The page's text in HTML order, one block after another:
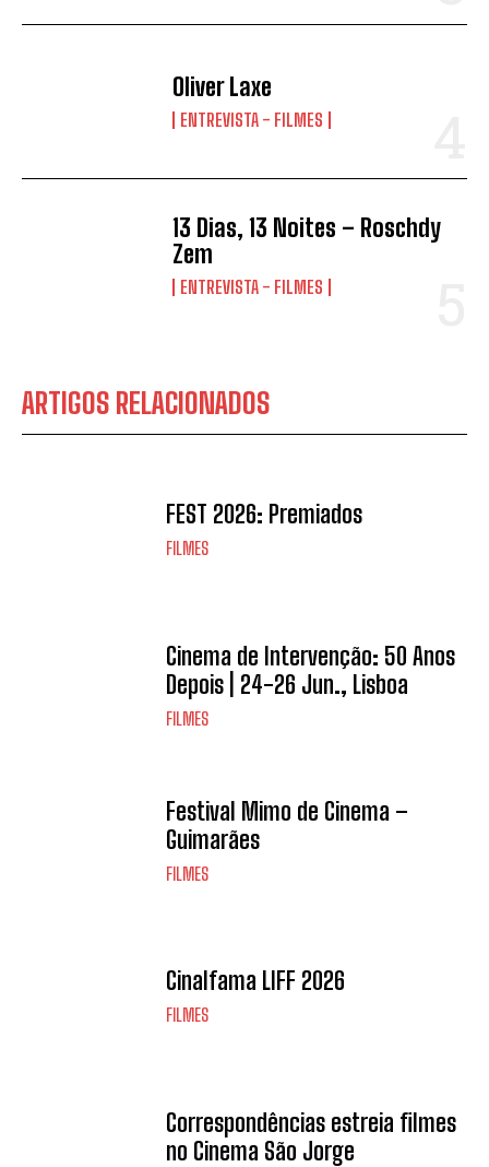
Oliver Laxe
ENTREVISTA - FILMES
13 Dias, 13 Noites – Roschdy
Zem
ENTREVISTA - FILMES
ARTIGOS RELACIONADOS
FEST 2026: Premiados
FILMES
Cinema de Intervenção: 50 Anos
Depois | 24-26 Jun., Lisboa
FILMES
Festival Mimo de Cinema –
Guimarães
FILMES
Cinalfama LIFF 2026
FILMES
Correspondências estreia filmes
no Cinema São Jorge